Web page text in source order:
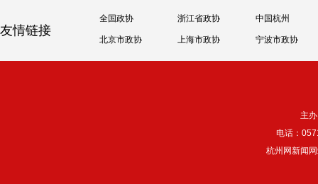
友情链接
全国政协 浙江省政协 中国杭州
北京市政协 上海市政协 宁波市政协
主
电话：
杭州网新闻